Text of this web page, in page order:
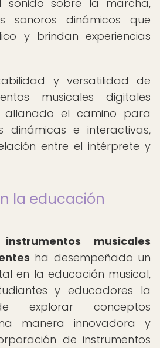
sonido sobre la marcha,
sonoros dinámicos que
y brindan experiencias
y versatilidad de
musicales digitales
allanado el camino para
dinámicas e interactivas,
entre el intérprete y
la educación
musicales
ha desempeñado un
en la educación musical,
y educadores la
explorar conceptos
manera innovadora y
de instrumentos